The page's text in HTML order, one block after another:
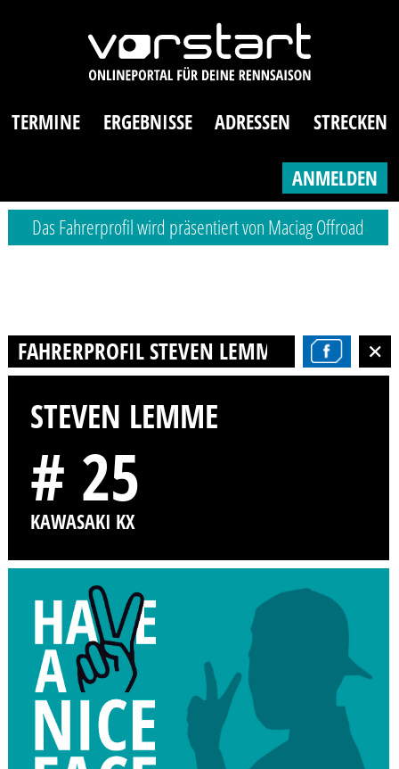
TERMINE ERGEBNISSE ADRESSEN STRECKEN
ANMELDEN
Das Fahrerprofil wird präsentiert von Maciag Offroad
FAHRERPROFIL STEVEN LEMME
STEVEN LEMME
# 25
KAWASAKI KX